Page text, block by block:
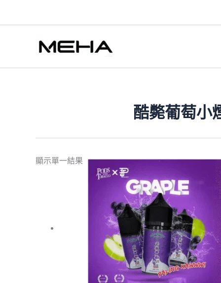
容
酷斃葡萄小
顯示單一結果
此
品
有
多
種
款
式。
可
在